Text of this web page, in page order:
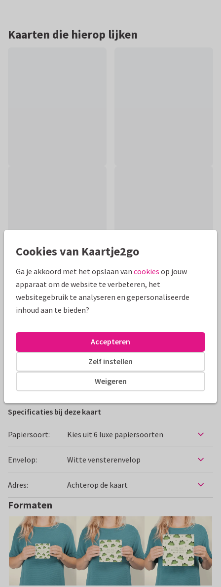
Kaarten die hierop lijken
Productinformatie
veel opkikkertjes! Plaats binnen je eigen persoonlijke tekst.
Alle kaarten zijn helemaal naar wens aan te passen
Manique
Specificaties bij deze kaart
Papiersoort: Kies uit 6 luxe papiersoorten
Envelop: Witte vensterenvelop
Adres: Achterop de kaart
Formaten
Cookies van Kaartje2go
Ga je akkoord met het opslaan van cookies op jouw
apparaat om de website te verbeteren, het
websitegebruik te analyseren en gepersonaliseerde
inhoud aan te bieden?
Weigeren
Zelf instellen
Accepteren